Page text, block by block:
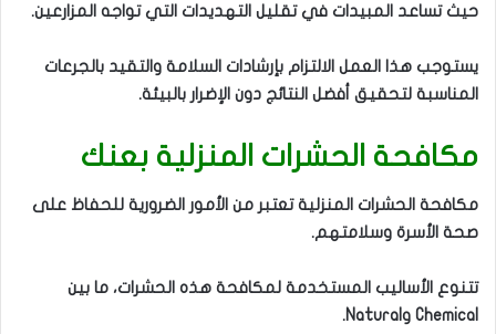
حيث تساعد المبيدات في تقليل التهديدات التي تواجه المزارعين.
يستوجب هذا العمل الالتزام بإرشادات السلامة والتقيد بالجرعات
المناسبة لتحقيق أفضل النتائج دون الإضرار بالبيئة.
مكافحة الحشرات المنزلية بعنك
مكافحة الحشرات المنزلية تعتبر من الأمور الضرورية للحفاظ على
صحة الأسرة وسلامتهم.
تتنوع الأساليب المستخدمة لمكافحة هذه الحشرات، ما بين
Chemical وNatural.